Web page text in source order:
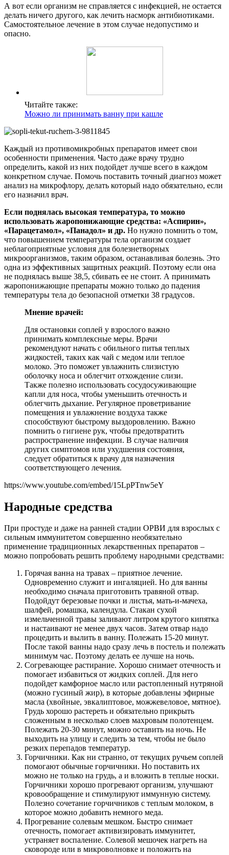
А вот если организм не справляется с инфекцией, не остается
делать ничего другого, как лечить насморк антибиотиками.
Самостоятельное лечение в этом случае недопустимо и
опасно.
Читайте также:
Можно ли принимать ванну при кашле
Каждый из противомикробных препаратов имеет свои
особенности применения. Часто даже врачу трудно
определить, какой из них подойдет лучше всего в каждом
конкретном случае. Помочь поставить точный диагноз может
анализ на микрофлору, делать который надо обязательно, если
его назначил врач.
Если поднялась высокая температура, то можно
использовать жаропонижающие средства: «Аспирин»,
«Парацетамол», «Панадол» и др. Но нужно помнить о том,
что повышением температуры тела организм создает
неблагоприятные условия для болезнетворных
микроорганизмов, таким образом, останавливая болезнь. Это
одна из эффективных защитных реакций. Поэтому если она
не поднялась выше 38,5, сбивать ее не стоит. А принимать
жаропонижающие препараты можно только до падения
температуры тела до безопасной отметки 38 градусов.
Мнение врачей:
Для остановки соплей у взрослого важно
принимать комплексные меры. Врачи
рекомендуют начать с обильного питья теплых
жидкостей, таких как чай с медом или теплое
молоко. Это поможет увлажнить слизистую
оболочку носа и облегчит отхождение слизи.
Также полезно использовать сосудосуживающие
капли для носа, чтобы уменьшить отечность и
облегчить дыхание. Регулярное проветривание
помещения и увлажнение воздуха также
способствуют быстрому выздоровлению. Важно
помнить о гигиене рук, чтобы предотвратить
распространение инфекции. В случае наличия
других симптомов или ухудшения состояния,
следует обратиться к врачу для назначения
соответствующего лечения.
https://www.youtube.com/embed/15LpPTnw5eY
Народные средства
При простуде и даже на ранней стадии ОРВИ для взрослых с
сильным иммунитетом совершенно необязательно
применение традиционных лекарственных препаратов –
можно попробовать решить проблему народными средствами:
Горячая ванна на травах – приятное лечение.
Одновременно служит и ингаляцией. Но для ванны
необходимо сначала приготовить травяной отвар.
Подойдут березовые почки и листья, мать-и-мачеха,
шалфей, ромашка, календула. Стакан сухой
измельченной травы заливают литром крутого кипятка
и настаивают не менее двух часов. Затем отвар надо
процедить и вылить в ванну. Полежать 15-20 минут.
После такой ванны надо сразу лечь в постель и полежать
минимум час. Поэтому делать ее лучше на ночь.
Согревающее растирание. Хорошо снимает отечность и
помогает избавиться от жидких соплей. Для него
подойдет камфорное масло или растопленный нутряной
(можно гусиный жир), в которые добавлены эфирные
масла (хвойные, эвкалиптовое, можжевеловое, мятное).
Грудь хорошо растереть и обязательно прикрыть
сложенным в несколько слоев махровым полотенцем.
Полежать 20-30 минут, можно оставить на ночь. Не
выходить на улицу и следить за тем, чтобы не было
резких перепадов температур.
Горчичники. Как ни странно, от текущих ручьем соплей
помогают обычные горчичники. Но поставить их
можно не только на грудь, а и вложить в теплые носки.
Горчичники хорошо прогревают организм, улучшают
кровообращение и стимулируют иммунную систему.
Полезно сочетание горчичников с теплым молоком, в
которое можно добавить немного меда.
Прогревание солевым мешком. Быстро снимает
отечность, помогает активизировать иммунитет,
устраняет воспаление. Солевой мешочек нагреть на
сковороде или в микроволновке и положить на